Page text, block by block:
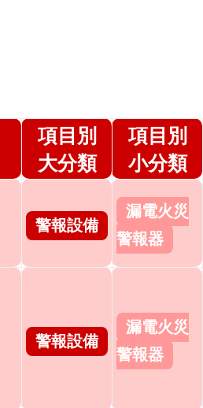
項目別
大分類
項目別
小分類
警報設備
漏電火災
警報器
警報設備
漏電火災
警報器